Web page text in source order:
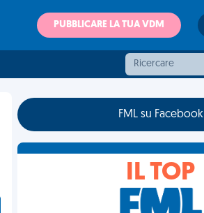
PUBBLICARE LA TUA VDM
FML su Facebook
IL TOP